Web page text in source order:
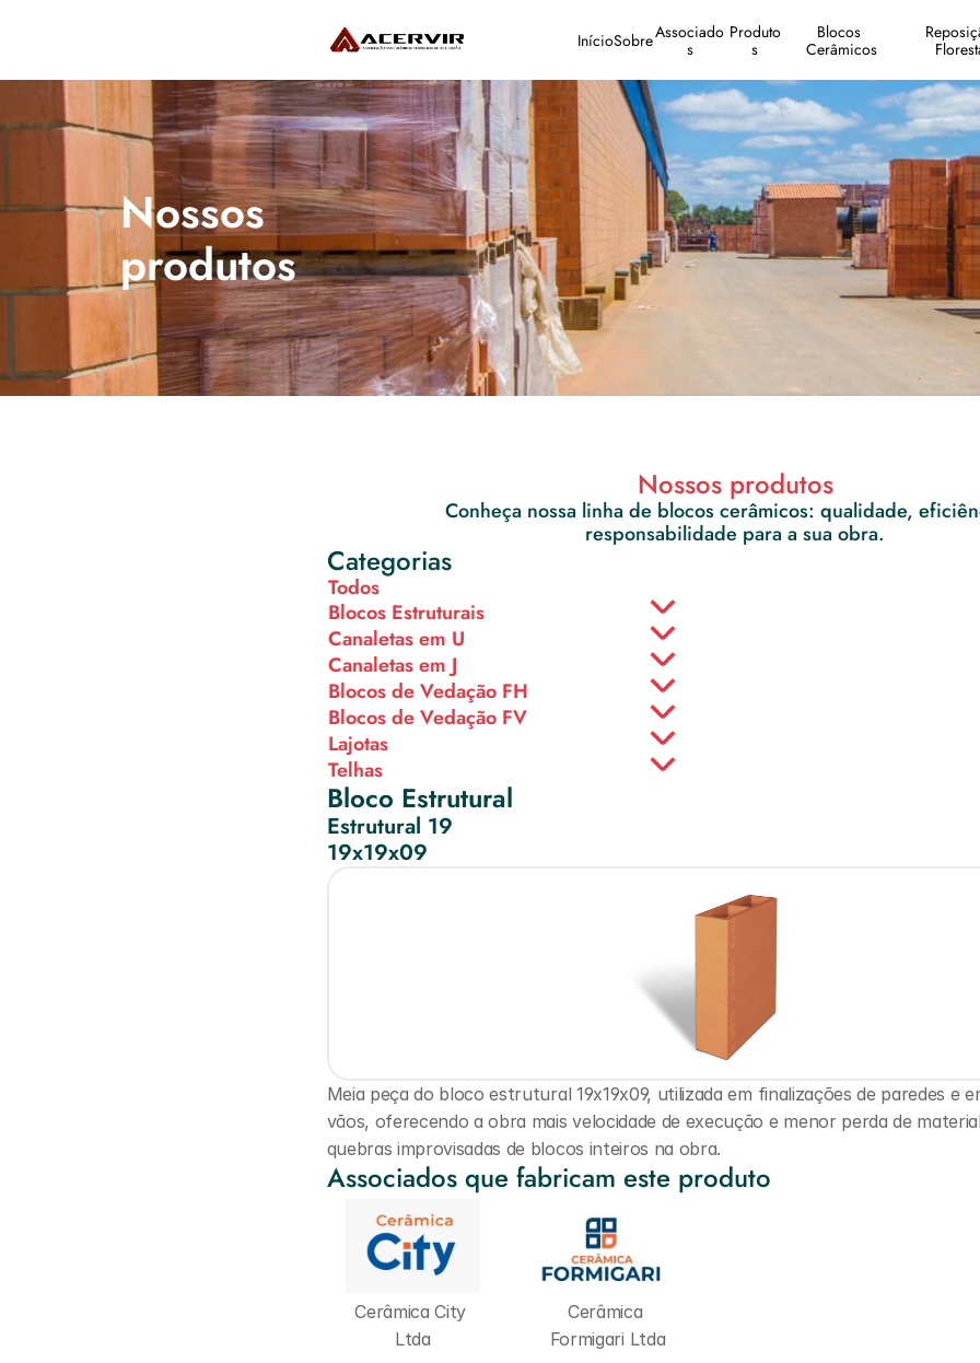
InícioSobreAssociado
s
Produto
s
Blocos
Cerâmicos
Nossos
produtos
Nossos produtos
Conheça nossa linha de blocos cerâmicos: qualidade,
responsabilidade para a sua obra.
Categorias
Todos
Blocos Estruturais
Canaletas em U
Canaletas em J
Blocos de Vedação FH
Blocos de Vedação FV
Lajotas
Telhas
Bloco Estrutural
Estrutural 19
19x19x09
Associados que fabricam este produto
Meia peça do bloco estrutural 19x19x09, utilizada em finalizações de paredes e
vãos, oferecendo a obra mais velocidade de execução e menor perda de
quebras improvisadas de blocos inteiros na obra.
Cerâmica City
Ltda
Cerâmica
Formigari Ltda